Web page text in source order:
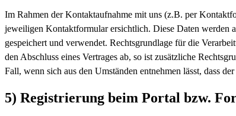
Im Rahmen der Kontaktaufnahme mit uns (z.B. per
jeweiligen Kontaktformular ersichtlich. Diese Daten werden
gespeichert und verwendet. Rechtsgrundlage für die
den Abschluss eines Vertrages ab, so ist zusätzliche
Fall, wenn sich aus den Umständen entnehmen lässt, dass
5) Registrierung beim Portal bzw.